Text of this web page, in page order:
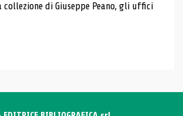
di Giuseppe Peano, gli uffici